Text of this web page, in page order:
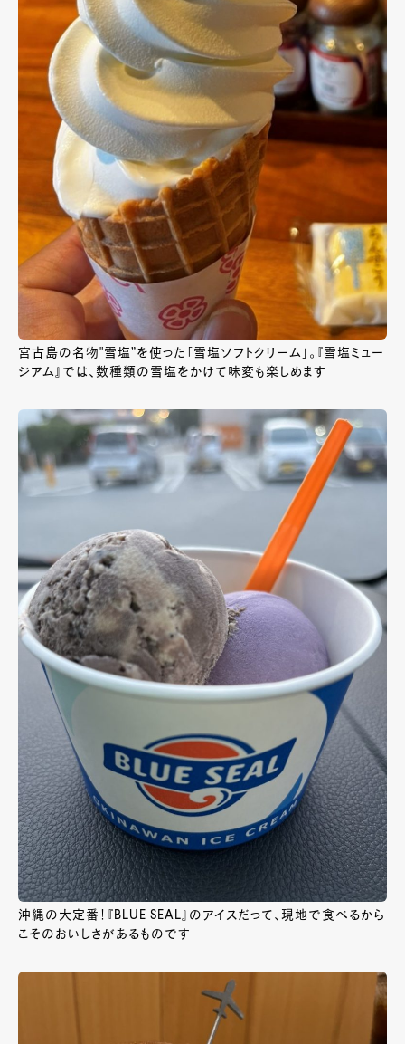
宮古島の名物"雪塩”を使った「雪塩ソフトクリーム」。『雪塩ミュー
ジアム』では、数種類の雪塩をかけて味変も楽しめます
沖縄の大定番！『BLUE SEAL』のアイスだって、現地で食べるから
こそのおいしさがあるものです